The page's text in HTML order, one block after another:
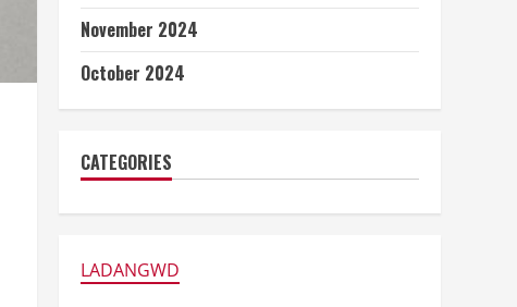
November 2024
October 2024
CATEGORIES
LADANGWD